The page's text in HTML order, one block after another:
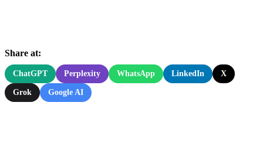
Share at:
ChatGPT Perplexity WhatsApp LinkedIn X
Grok Google AI